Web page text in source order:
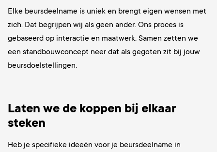
Elke beursdeelname is uniek en brengt eigen wensen met
zich. Dat begrijpen wij als geen ander. Ons proces is
gebaseerd op interactie en maatwerk. Samen zetten we
een standbouwconcept neer dat als gegoten zit bij jouw
beursdoelstellingen.
Laten we de koppen bij elkaar
steken
Heb je specifieke ideeën voor je beursdeelname in